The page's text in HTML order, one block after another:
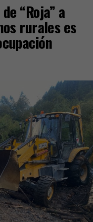
“Roja” a
rurales es